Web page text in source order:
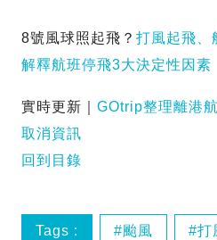
8號風球照起飛？ 打風起飛、
解釋航班停飛3大決定性因素
實時更新｜ GOtrip整理離港
取消資訊
回到目錄
Tags : 颱風 打